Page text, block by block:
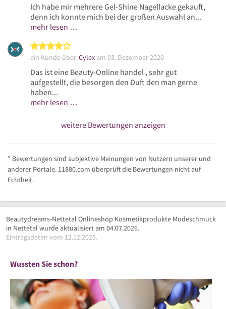
Ich habe mir mehrere Gel-Shine Nagellacke gekauft,
denn ich konnte mich bei der großen Auswahl an...
mehr lesen …
ein Kunde über Cylex am 03. Dezember 2020
Das ist eine Beauty-Online handel , sehr gut
aufgestellt, die besorgen den Duft den man gerne
haben...
mehr lesen …
weitere Bewertungen anzeigen
* Bewertungen sind subjektive Meinungen von Nutzern unserer und
anderer Portale. 11880.com überprüft die Bewertungen nicht auf
Echtheit.
Beautydreams-Nettetal Onlineshop Kosmetikprodukte Modeschmuck
in Nettetal wurde aktualisiert am 04.07.2026.
Eintragsdaten vom 12.12.2025.
Wussten Sie schon?